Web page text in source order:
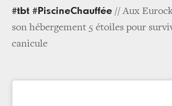
#tbt #PiscineChauffée // Aux
son hébergement 5 étoiles pour
canicule